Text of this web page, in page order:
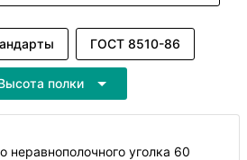
ГОСТ 8510-86
полки
неравнополочного уголка 60